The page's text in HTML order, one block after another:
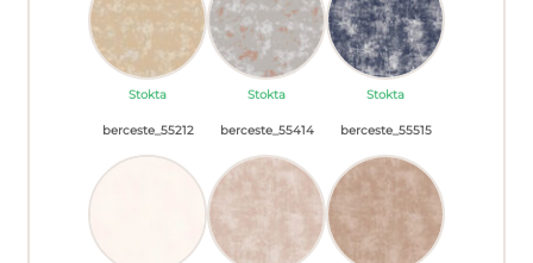
Stokta Stokta Stokta
berceste_55212 berceste_55414 berceste_55515